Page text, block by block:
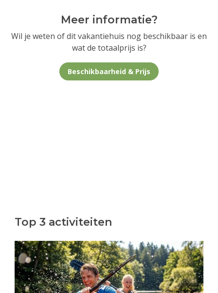
Meer informatie?
Wil je weten of dit vakantiehuis nog beschikbaar is en
wat de totaalprijs is?
Beschikbaarheid & Prijs
Top 3 activiteiten